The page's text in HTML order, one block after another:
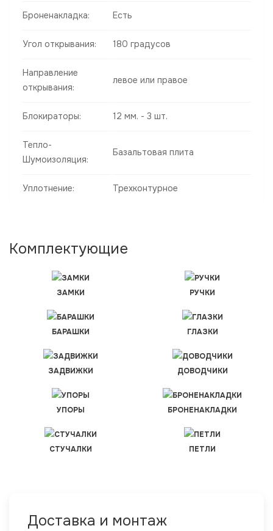
Броненакладка: Есть
Угол открывания: 180 градусов
Направление
открывания:
левое или правое
Блокираторы: 12 мм. - 3 шт.
Тепло-
Шумоизоляция:
Базальтовая плита
Уплотнение: Трехконтурное
Комплектующие
ЗАМКИ РУЧКИ
БАРАШКИ ГЛАЗКИ
ЗАДВИЖКИ ДОВОДЧИКИ
УПОРЫ БРОНЕНАКЛАДКИ
СТУЧАЛКИ ПЕТЛИ
Доставка и монтаж